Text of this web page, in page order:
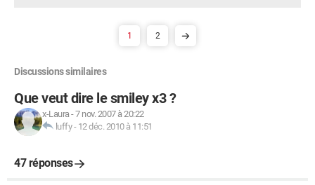
1 2
Discussions similaires
Que veut dire le smiley x3 ?
x-Laura-7 nov. 2007 à 20:22
luffy- 12 déc. 2010 à 11:51
47 réponses